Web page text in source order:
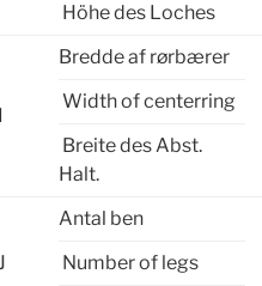
Höhe des Loches
I
Bredde af rørbærer
Width of centerring
Breite des Abst.
Halt.
Antal ben
Number of legs